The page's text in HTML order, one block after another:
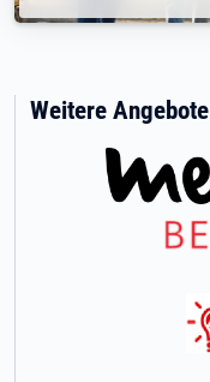
Weitere Angebote